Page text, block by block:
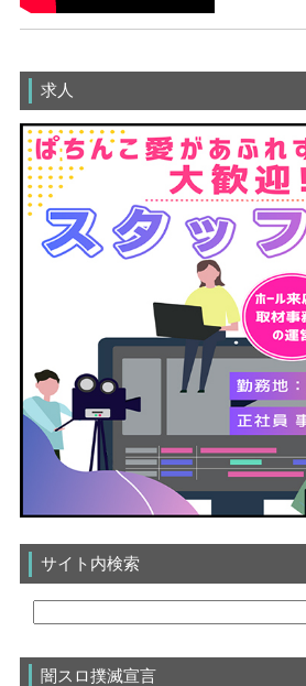
求人
サイト内検索
闇スロ撲滅宣言